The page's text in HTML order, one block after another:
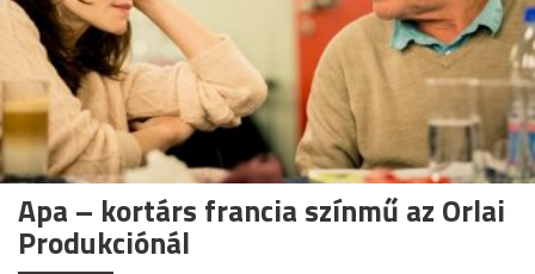
Apa – kortárs francia színmű az Orlai
Produkciónál